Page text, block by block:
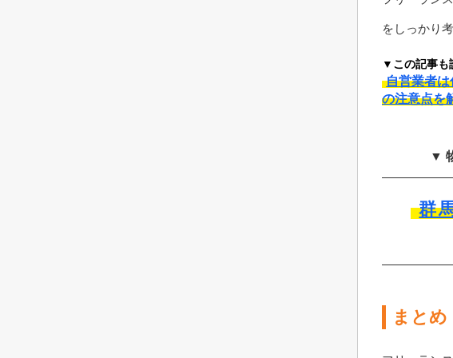
をしっかり
▼この記事も
自営業者
の注意点を
▼
群
まとめ